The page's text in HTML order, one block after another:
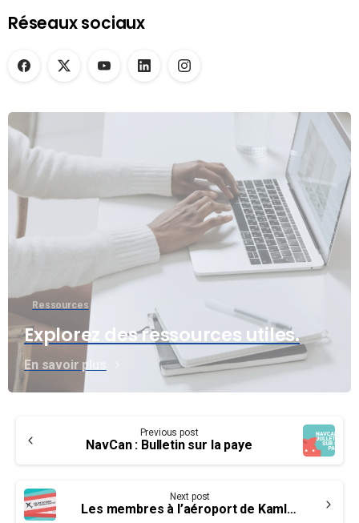
Réseaux sociaux
Ressources
Explorez des ressources utiles.
En savoir plus
Reading
Previous post
NavCan : Bulletin sur la paye
Next post
Les membres à l’aéroport de Kamloops votent en faveur de l’entente